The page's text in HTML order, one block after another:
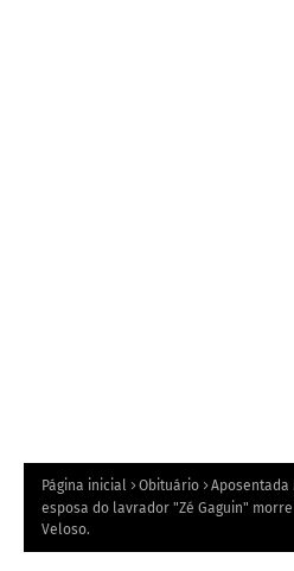
Página inicial Obituário
Aposentada
esposa do lavrador "Zé Gaguin"
Veloso.